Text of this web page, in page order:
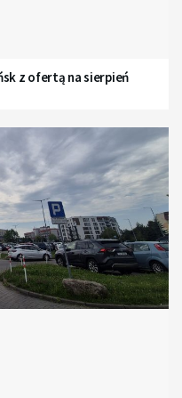
z ofertą na sierpień